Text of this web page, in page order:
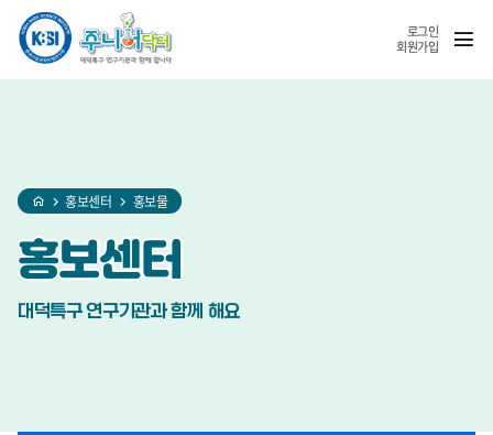
반복영역
건너뛰기
로그인
회원가입
홍보센터 홍보물
홍보센터
대덕특구 연구기관과 함께 해요
공유